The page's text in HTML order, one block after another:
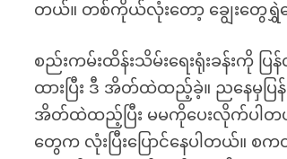
တယ်။ တစ်ကိုယ်လုံးတော့ ချွေးတွေရွှဲန
စည်းကမ်းထိန်းသိမ်းရေးရုံးခန်းကို
ထားပြီး ဒီ အိတ်ထဲထည့်ခဲ့။ ညနေမှပ
အိတ်ထဲထည့်ပြီး မမကိုပေးလိုက်ပါတယ်။
တွေက လုံးပြီးပြောင်နေပါတယ်။